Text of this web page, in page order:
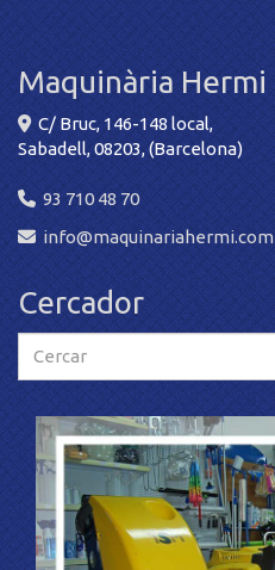
Maquinària Hermi
C/ Bruc, 146-148 local,
Sabadell,08203,(Barcelona)
93 710 48 70
info
maquinariahermi.com
Cercador